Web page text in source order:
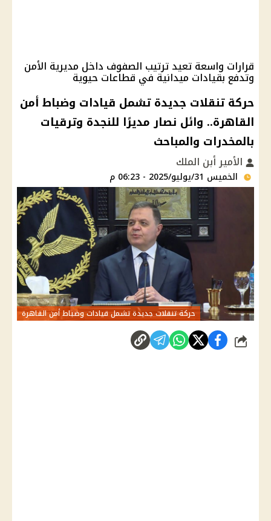
قرارات واسعة تعيد ترتيب الصفوف داخل مديرية الأمن
وتدفع بقيادات ميدانية في قطاعات حيوية
حركة تنقلات جديدة تشمل قيادات وضباط أمن
القاهرة.. وائل نصار مديرًا للنجدة وترقيات
بالمخدرات والمباحث
الأمير أبن الملك
الخميس 31/يوليو/2025 - 06:23 م
حركة تنقلات جديدة تشمل قيادات وضباط أمن القاهرة
شارك